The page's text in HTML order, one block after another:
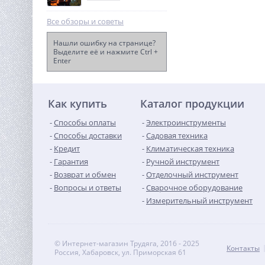
Ультрабыстрое двойное
зарядное устройство
Все обзоры и советы
Нашли ошибку на странице?
Выделите её и нажмите Ctrl +
Enter
Как купить
Способы оплаты
Способы доставки
Кредит
Гарантия
Возврат и обмен
Вопросы и ответы
Каталог продукции
Электроинструменты
Садовая техника
Климатическая техника
Ручной инструмент
Отделочный инструмент
Сварочное оборудование
Измерительный инструмент
© Интернет-магазин Трудяга, 2016 - 2025
Россия, Хабаровск, ул. Приморская 61
Контакты